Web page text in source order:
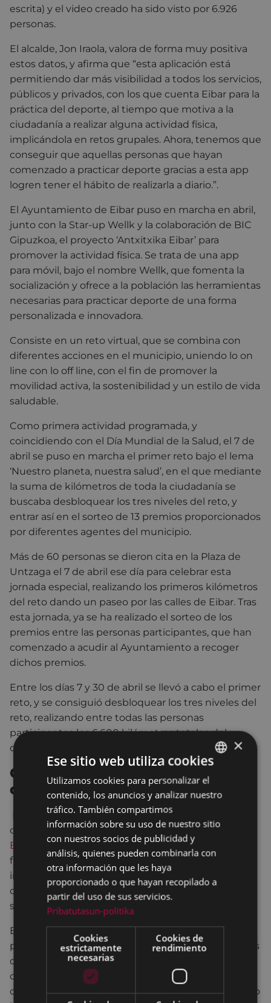
escrita) y el video creado ha sido visto por 6.926
personas.
El alcalde, Jon Iraola, valora de forma muy positiva
estos datos, y afirma que “esta aplicación está
permitiendo dar más visibilidad a todos los servicios,
públicos y privados, con los que cuenta Eibar para la
práctica del deporte, al tiempo que motiva a la
ciudadanía a realizar alguna actividad física,
implicándola en retos grupales. Ahora, tenemos que
conseguir que aquellas personas que hayan
comenzado a practicar deporte gracias a esta app
logren tener el hábito de realizarla a diario.”.
El Ayuntamiento de Eibar puso en marcha en abril,
junto con la Star-up Wellk y la colaboración de BIC
Gipuzkoa, el proyecto ‘Antxitxika Eibar’ para
promover la actividad física. Se trata de una app
para móvil, bajo el nombre Wellk, que fomenta la
socialización y ofrece a la población las herramientas
necesarias para practicar deporte de una forma
personalizada e innovadora.
Consiste en un reto virtual, que se combina con
diferentes acciones en el municipio, uniendo lo on
line con lo off line, con el fin de promover la
movilidad activa, la sostenibilidad y un estilo de vida
saludable.
Como primera actividad programada, y
coincidiendo con el Día Mundial de la Salud, el 7 de
abril se puso en marcha el primer reto bajo el lema
‘Nuestro planeta, nuestra salud’, en el que mediante
la suma de kilómetros de toda la ciudadanía se
buscaba desbloquear los tres niveles del reto, y
entrar así en el sorteo de 13 premios proporcionados
por diferentes agentes del municipio.
Más de 60 personas se dieron cita en la Plaza de
Untzaga el 7 de abril ese día para celebrar esta
jornada especial, realizando los primeros kilómetros
del reto dando un paseo por las calles de Eibar. Tras
esta jornada, ya se ha realizado el sorteo de los
premios entre las personas participantes, que han
comenzado a acudir al Ayuntamiento a recoger
dichos premios.
Entre los días 7 y 30 de abril se llevó a cabo el primer
reto, y se consiguió desbloquear los tres niveles del
reto, realizando entre todas las personas
participantes los 6.600 kilómetros totales del
desafío.
Cumplimiento del Plan Estratégico
del Deporte de Eibar 2017-2027
Este proyecto permite dar nuevos pasos en la
consecución de los objetivos recogidos en el
Estratégico del Deporte de Eibar 2017-2027
facilita avanzar en la dotación de servicios más
innovadores, más adaptados a las necesidades la
ciudadanía eibarresa, reforzando el deporte como
seña de identidad de la ciudad.
En concreto, la aplicación recomienda a las
personas usuarias diferentes actividades deportivas
organizadas en Eibar, permite buscar
compañeros/as para planes deportivos, crear ligas
con amigos/as y participar en retos comunitarios y/o
BASQUE
SPANISH
×
Ese sitio web utiliza cookies
Utilizamos cookies para personalizar el
contenido, los anuncios y analizar nuestro
tráfico. También compartimos
información sobre su uso de nuestro sitio
con nuestros socios de publicidad y
análisis, quienes pueden combinarla con
otra información que les haya
proporcionado o que hayan recopilado a
partir del uso de sus servicios.
Pribatutasun-politika
Cookies
estrictamente
necesarias
Cookies de
rendimiento